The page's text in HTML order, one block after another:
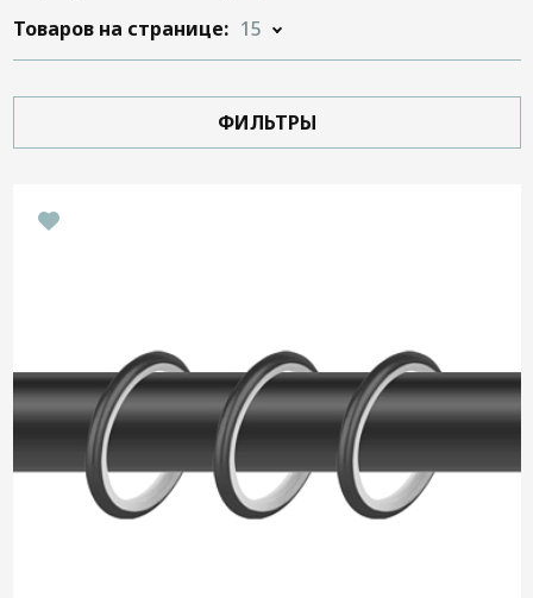
Отзывы
Дизайнерам
Товаров на странице: 15
ФИЛЬТРЫ